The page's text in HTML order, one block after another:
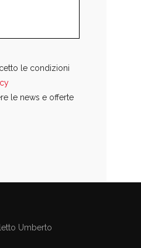
le condizioni
le news e offerte
Umberto